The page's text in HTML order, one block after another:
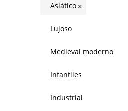
Asiático ×
Lujoso
Medieval moderno
Infantiles
Industrial